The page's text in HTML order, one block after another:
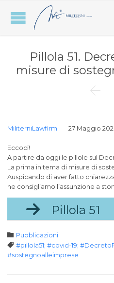
Pillola 51.
misure di

MiliterniLawfirm 27 Maggio
Eccoci!
A partire da oggi le pillole sul
La prima in tema di misure di
Auspicando di aver fatto
ne consigliamo l’assunzione a
 Pillola 51
 Category
Pubblicazioni
 Tags
#pillola51; #covid-19;
#sostegnoalleimprese